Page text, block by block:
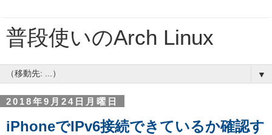
普段使いのArch Linux
▼
2018年9月24日月曜日
iPhoneでIPv6接続できているか確認す